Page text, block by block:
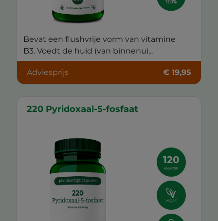
Bevat een flushvrije vorm van vitamine
B3. Voedt de huid (van binnenui...
Adviesprijs € 19,95
220 Pyridoxaal-5-fosfaat
120
vegacaps
vegan